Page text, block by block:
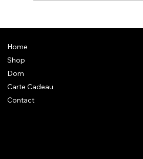
Home
Shop
Dom
Carte Cadeau
Contact